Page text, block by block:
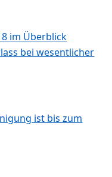
im Überblick
bei wesentlicher
ist bis zum